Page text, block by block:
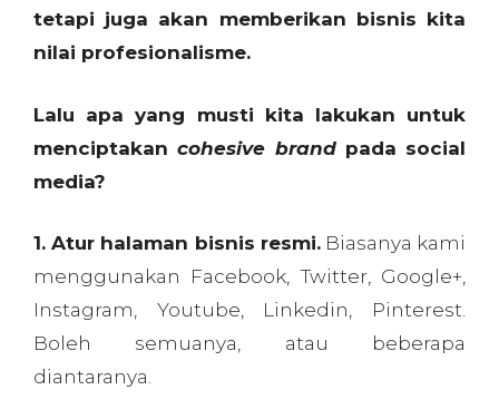
tetapi juga akan memberikan bisnis kita
nilai profesionalisme.
Lalu apa yang musti kita lakukan untuk
menciptakancohesive brandpada social
media?
1. Atur halaman bisnis resmi.Biasanya kami
menggunakan Facebook, Twitter, Google+,
Instagram, Youtube, Linkedin, Pinterest.
Boleh semuanya, atau beberapa
diantaranya.